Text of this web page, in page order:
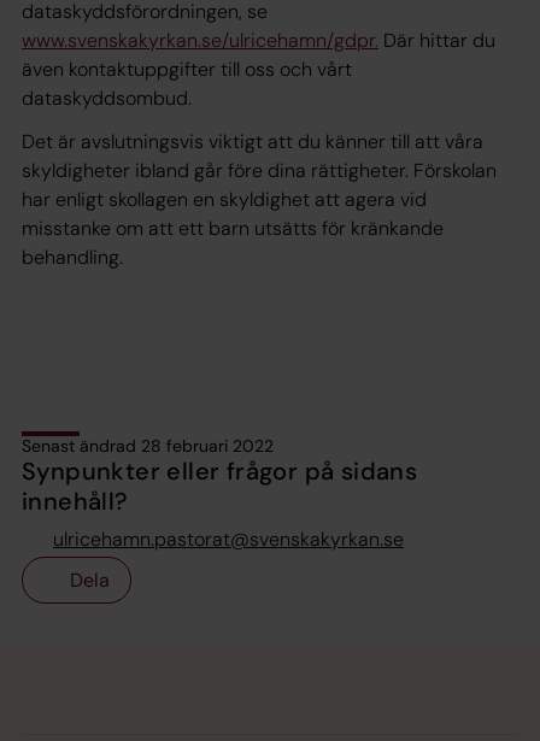
dataskyddsförordningen, se
www.svenskakyrkan.se/ulricehamn/gdpr. Där hittar du
även kontaktuppgifter till oss och vårt
dataskyddsombud.
Det är avslutningsvis viktigt att du känner till att våra
skyldigheter ibland går före dina rättigheter. Förskolan
har enligt skollagen en skyldighet att agera vid
misstanke om att ett barn utsätts för kränkande
behandling.
Senast ändrad 28 februari 2022
Synpunkter eller frågor på sidans
innehåll?
ulricehamn.pastorat@svenskakyrkan.se
Dela